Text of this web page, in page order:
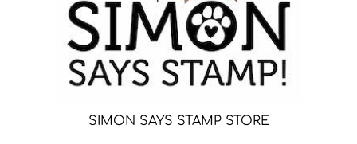
SIMON SAYS STAMP STORE